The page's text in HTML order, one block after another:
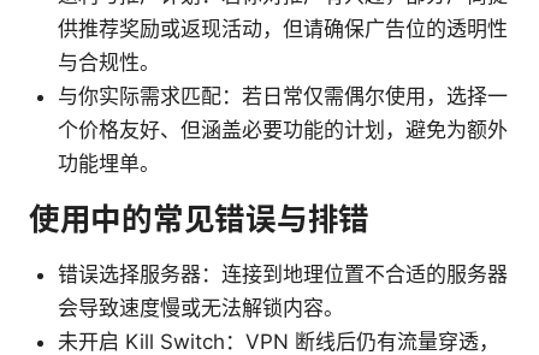
供推荐奖励或返现活动，但请确保广告位的透明性
与合规性。
与你实际需求匹配：若日常仅需偶尔使用，选择一
个价格友好、但涵盖必要功能的计划，避免为额外
功能埋单。
使用中的常见错误与排错
错误选择服务器：连接到地理位置不合适的服务器
会导致速度慢或无法解锁内容。
未开启 Kill Switch：VPN 断线后仍有流量穿透，